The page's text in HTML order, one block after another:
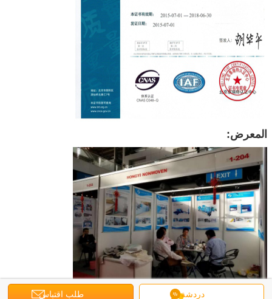
المعرض:
دردشة طلب اقتباس